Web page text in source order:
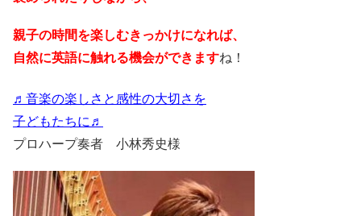
親子の時間を楽しむきっかけになれば、
自然に英語に触れる機会ができますね！
♬音楽の楽しさと感性の大切さを
子どもたちに♬
プロハープ奏者 小林秀史様